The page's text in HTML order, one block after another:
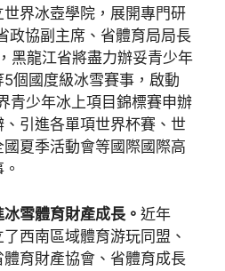
界冰壺學院，展開專門研
政協副主席、省體育局局長
黑龍江省將盡力辦妥青少年
個國度級冰雪賽事，啟動
青少年冰上項目錦標賽申辦
引進各單項世界杯賽、世
夏季活動會等國際國際高
雪體育財產成長。 近年
西南區域體育游玩同盟、
育財產協會、省體育成長